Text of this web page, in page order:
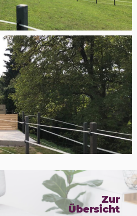
Zur
Übersicht